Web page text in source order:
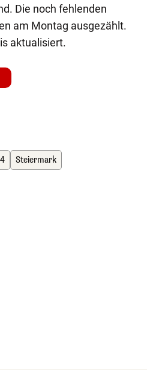
Die noch fehlenden
am Montag ausgezählt.
aktualisiert.
Steiermark